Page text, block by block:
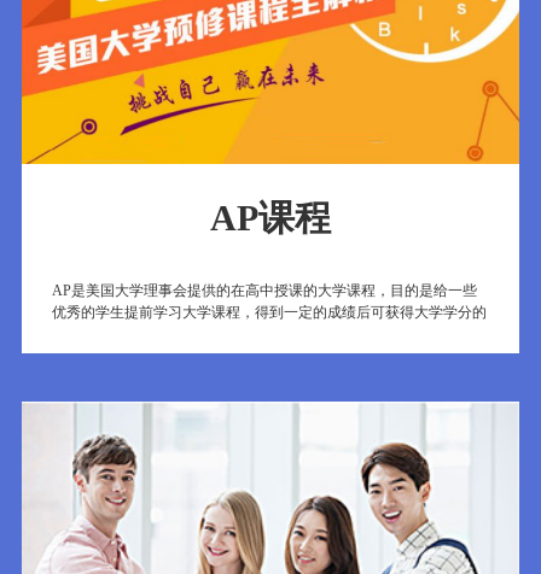
AP课程
AP是美国大学理事会提供的在高中授课的大学课程，目的是给一些
优秀的学生提前学习大学课程，得到一定的成绩后可获得大学学分的
施。严格意义上来说，IB,A-Level, IGCSE是学术课程；但AP，跟